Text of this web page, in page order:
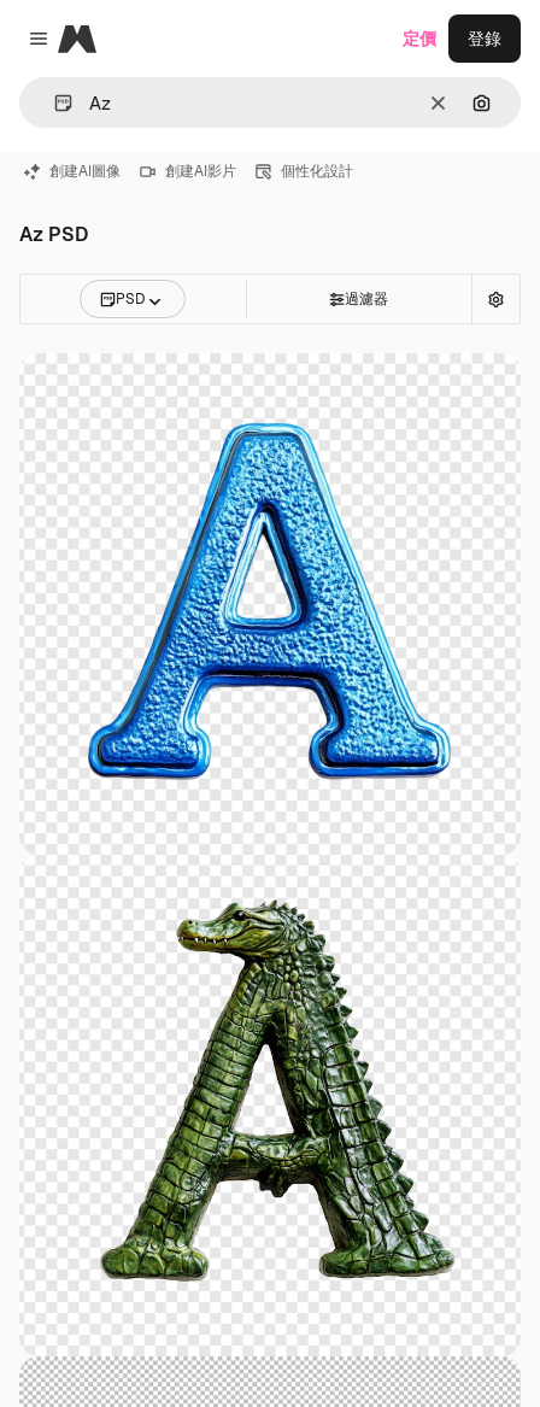
Close menu
Magnific
清除 通過圖
定價 登錄
創建AI圖像 創建AI影片 個性化設計
Az PSD
PSD 過濾器